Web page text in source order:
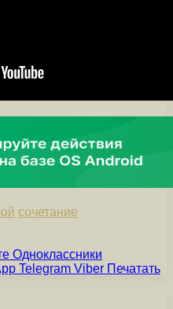
сочетание
Одноклассники
Telegram Viber Печатать